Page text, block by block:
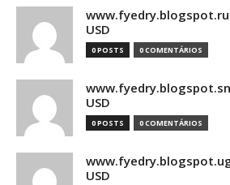
www.fyedry.blogspot.ru
USD
0 POSTS 0 COMENTÁRIOS
www.fyedry.blogspot.sn
USD
0 POSTS 0 COMENTÁRIOS
www.fyedry.blogspot.ug
USD